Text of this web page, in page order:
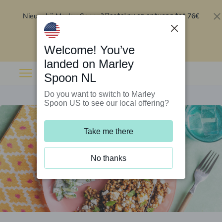
Nieuw bij Marley Spoon?Bestel nu en ontvang tot 76€
Welcome! You’ve
landed on Marley
Spoon NL
Do you want to switch to Marley
Spoon US to see our local offering?
Take me there
No thanks